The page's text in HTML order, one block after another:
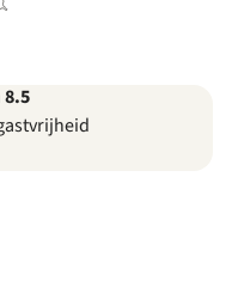
8.5